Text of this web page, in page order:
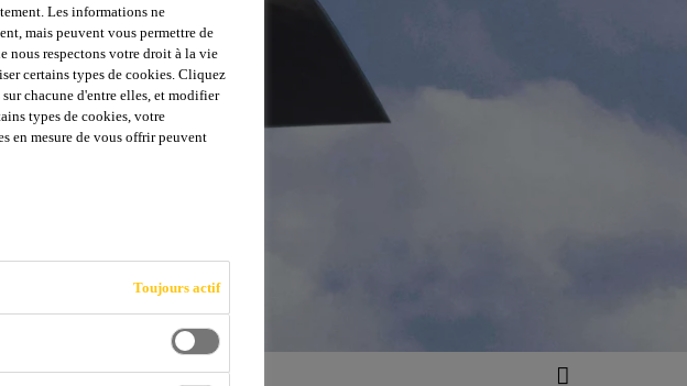
Les informations ne
mais peuvent vous permettre de
nous respectons votre droit à la vie
certains types de cookies. Cliquez
chacune d'entre elles, et modifier
types de cookies, votre
en mesure de vous offrir peuvent
Toujours actif